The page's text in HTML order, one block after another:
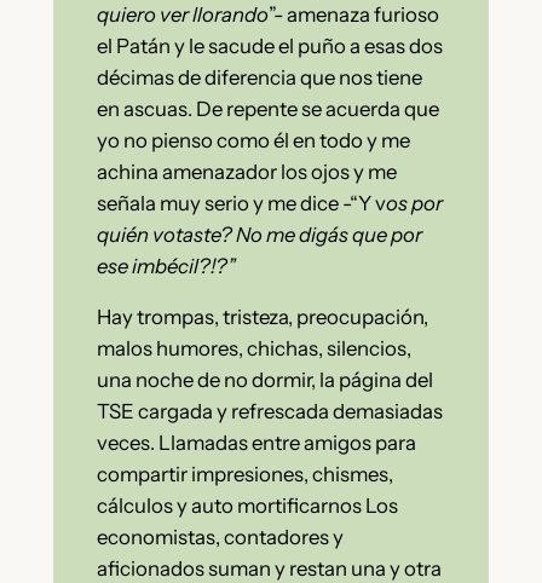
quiero ver llorando”- amenaza furioso
el Patán y le sacude el puño a esas dos
décimas de diferencia que nos tiene
en ascuas. De repente se acuerda que
yo no pienso como él en todo y me
achina amenazador los ojos y me
señala muy serio y me dice -“Y vos por
quién votaste? No me digás que por
ese imbécil?!?”
Hay trompas, tristeza, preocupación,
malos humores, chichas, silencios,
una noche de no dormir, la página del
TSE cargada y refrescada demasiadas
veces. Llamadas entre amigos para
compartir impresiones, chismes,
cálculos y auto mortificarnos Los
economistas, contadores y
aficionados suman y restan una y otra